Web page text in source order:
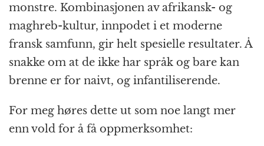
monstre. Kombinasjonen av afrikansk- og
maghreb-kultur, innpodet i et moderne
fransk samfunn, gir helt spesielle resultater. Å
snakke om at de ikke har språk og bare kan
brenne er for naivt, og infantiliserende.
For meg høres dette ut som noe langt mer
enn vold for å få oppmerksomhet: